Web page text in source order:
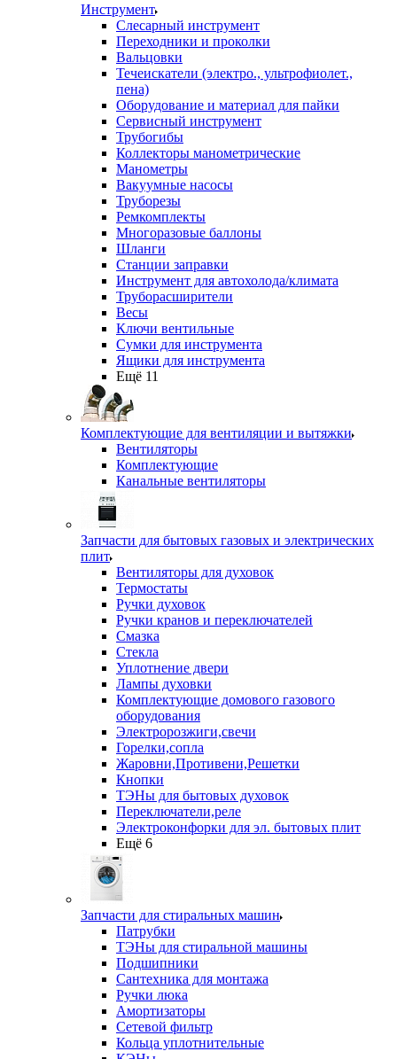
Инструмент
Слесарный инструмент
Переходники и проколки
Вальцовки
Течеискатели (электро., ультрофиолет.,
пена)
Оборудование и материал для пайки
Сервисный инструмент
Трубогибы
Коллекторы манометрические
Манометры
Вакуумные насосы
Труборезы
Ремкомплекты
Многоразовые баллоны
Шланги
Станции заправки
Инструмент для автохолода/климата
Труборасширители
Весы
Ключи вентильные
Сумки для инструмента
Ящики для инструмента
Ещё 11
Комплектующие для вентиляции и вытяжки
Вентиляторы
Комплектующие
Канальные вентиляторы
Запчасти для бытовых газовых и электрических
плит
Вентиляторы для духовок
Термостаты
Ручки духовок
Ручки кранов и переключателей
Смазка
Стекла
Уплотнение двери
Лампы духовки
Комплектующие домового газового
оборудования
Электророзжиги,свечи
Горелки,сопла
Жаровни,Противени,Решетки
Кнопки
ТЭНы для бытовых духовок
Переключатели,реле
Электроконфорки для эл. бытовых плит
Ещё 6
Запчасти для стиральных машин
Патрубки
ТЭНы для стиральной машины
Подшипники
Сантехника для монтажа
Ручки люка
Амортизаторы
Сетевой фильтр
Кольца уплотнительные